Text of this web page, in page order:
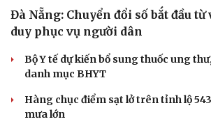
Đà Nẵng: Chuyển đổi số bắt đầu
duy phục vụ người dân
Bộ Y tế dự kiến bổ sung thuốc ung
danh mục BHYT
Hàng chục điểm sạt lở trên tỉnh lộ
mưa lớn